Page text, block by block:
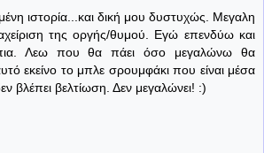
ιστορία...και δική μου δυστυχώς. Μεγαλη
της οργής/θυμού. Εγώ επενδύω και
πια. Λεω που θα πάει όσο μεγαλώνω θα
εκείνο το μπλε σρουμφάκι που είναι μέσα
βλέπει βελτίωση. Δεν μεγαλώνει! :)